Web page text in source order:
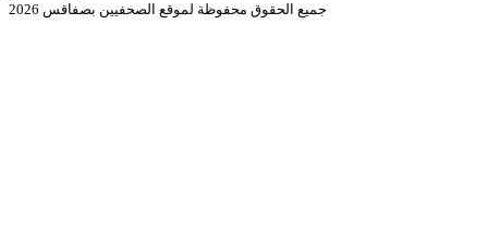
جميع الحقوق محفوظة لموقع الصحفيين بصفاقس 2026